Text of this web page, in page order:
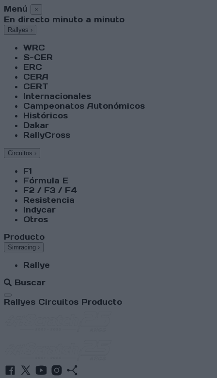
Menú ×
En directo minuto a minuto
Rallyes ›
WRC
S-CER
ERC
CERA
CERT
Internacionales
Campeonatos Autonómicos
Históricos
Dakar
RallyCross
Circuitos ›
F1
Fórmula E
F2 / F3 / F4
Resistencia
Indycar
Otros
Producto
Simracing ›
Rallye
Buscar
Abrir menú
Rallyes Circuitos Producto